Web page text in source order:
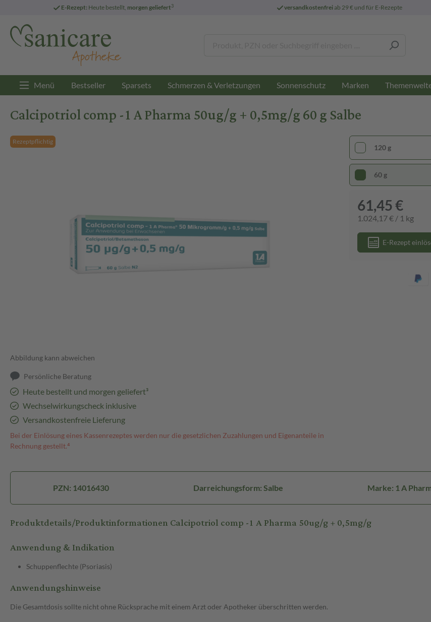
E-Rezept: Heute bestellt, morgen geliefert3 versandkostenfreiab 29 € und für E-Rezepte
Menü Bestseller Sparsets Schmerzen & Verletzungen Sonnenschutz Marken
Calcipotriol comp -1 A Pharma 50ug/g + 0,5mg/g 60 g Salbe
Rezeptpflichtig
Abbildung kann abweichen
Persönliche Beratung
Heute bestellt und morgen geliefert³
Wechselwirkungscheck inklusive
Versandkostenfreie Lieferung
Bei der Einlösung eines Kassenrezeptes werden nur die gesetzlichen Zuzahlungen und Eigenanteile in
Rechnung gestellt.⁴
120 g
60 g
61,45 €
1.024,17 € / 1 kg
E-Rezept
PZN: 14016430 Darreichungsform: Salbe Marke: 1 A
Produktdetails/Produktinformationen Calcipotriol comp -1 A Pharma 50ug/g + 0,5mg/g
Anwendung & Indikation
Schuppenflechte (Psoriasis)
Anwendungshinweise
Die Gesamtdosis sollte nicht ohne Rücksprache mit einem Arzt oder Apotheker überschritten werden.